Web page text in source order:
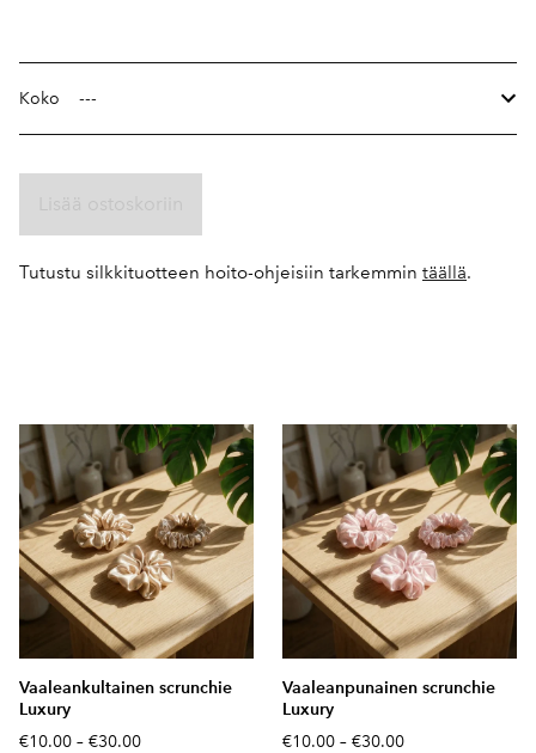
Koko
Tutustu silkkituotteen hoito-ohjeisiin tarkemmin täällä.
Vaaleankultainen scrunchie
Luxury
€10.00 – €30.00
Vaaleanpunainen scrunchie
Luxury
€10.00 – €30.00